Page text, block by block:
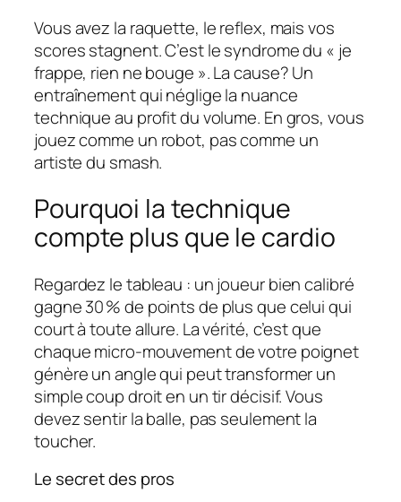
Vous avez la raquette, le reflex, mais vos
scores stagnent. C’est le syndrome du « je
frappe, rien ne bouge ». La cause? Un
entraînement qui néglige la nuance
technique au profit du volume. En gros, vous
jouez comme un robot, pas comme un
artiste du smash.
Pourquoi la technique
compte plus que le cardio
Regardez le tableau : un joueur bien calibré
gagne 30 % de points de plus que celui qui
court à toute allure. La vérité, c’est que
chaque micro-mouvement de votre poignet
génère un angle qui peut transformer un
simple coup droit en un tir décisif. Vous
devez sentir la balle, pas seulement la
toucher.
Le secret des pros